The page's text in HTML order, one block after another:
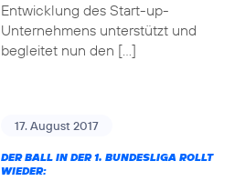
Entwicklung des Start-up-
Unternehmens unterstützt und
begleitet nun den […]
17. August 2017
DER BALL IN DER 1. BUNDESLIGA ROLLT
WIEDER: